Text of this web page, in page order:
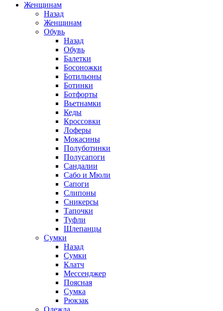
Женщинам
Назад
Женщинам
Обувь
Назад
Обувь
Балетки
Босоножки
Ботильоны
Ботинки
Ботфорты
Вьетнамки
Кеды
Кроссовки
Лоферы
Мокасины
Полуботинки
Полусапоги
Сандалии
Сабо и Мюли
Сапоги
Слипоны
Сникерсы
Тапочки
Туфли
Шлепанцы
Cумки
Назад
Cумки
Клатч
Мессенджер
Поясная
Сумка
Рюкзак
Одежда